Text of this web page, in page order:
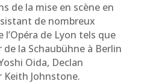
de la mise en scène en
de nombreux
de Lyon tels que
la Schaubühne à Berlin
Oida, Declan
Keith Johnstone.